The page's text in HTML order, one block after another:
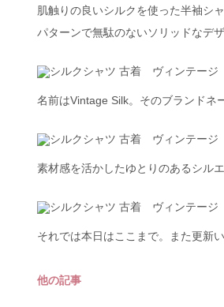
肌触りの良いシルクを使った半袖シ
パターンで無駄のないソリッドなデ
名前はVintage Silk。そのブランドネ
素材感を活かしたゆとりのあるシル
それでは本日はここまで。また更新
他の記事